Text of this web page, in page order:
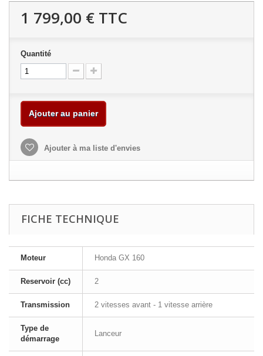
1 799,00 € TTC
Quantité
Ajouter au panier
Ajouter à ma liste d'envies
FICHE TECHNIQUE
Moteur Honda GX 160
Reservoir (cc) 2
Transmission 2 vitesses avant - 1 vitesse arrière
Type de
démarrage
Lanceur